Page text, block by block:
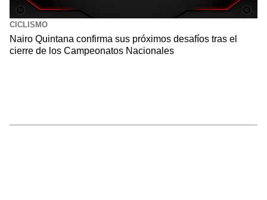
CICLISMO
Nairo Quintana confirma sus próximos desafíos tras el
cierre de los Campeonatos Nacionales